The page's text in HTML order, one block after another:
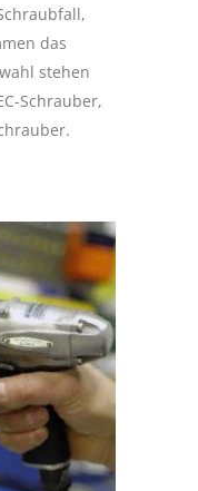
das
stehen
Schrauber,